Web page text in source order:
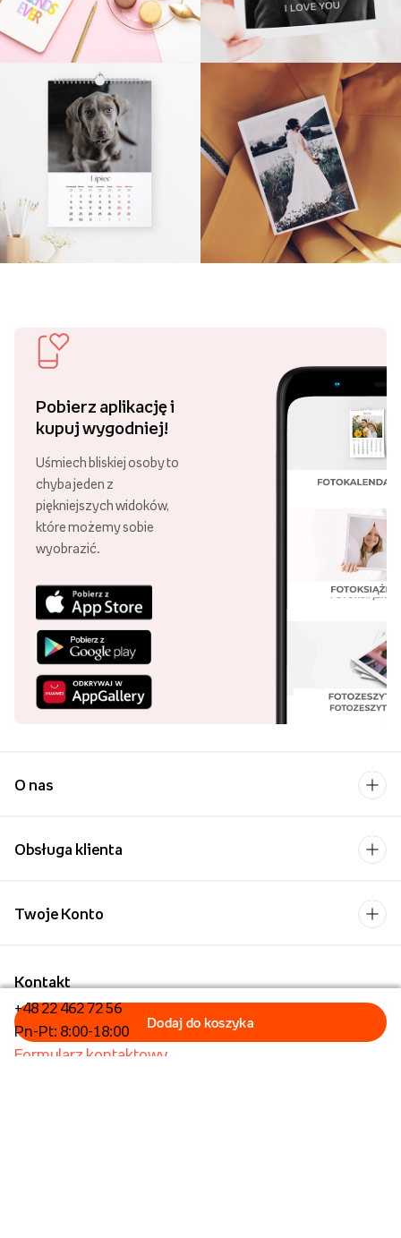
Pobierz aplikację i
kupuj wygodniej!
Uśmiech bliskiej osoby to
chyba jeden z
piękniejszych widoków,
które możemy sobie
wyobrazić.
O nas
Obsługa klienta
Kontakt
+48 22 462 72 56
Pn-Pt: 8:00-18:00
Formularz kontaktowy
Twoje Konto